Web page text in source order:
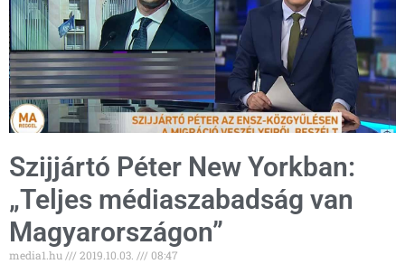
Szijjártó Péter New Yorkban:
„Teljes médiaszabadság van
Magyarországon”
media1.hu 2019.10.03. 08:47